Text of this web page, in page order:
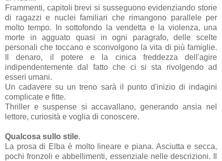
Frammenti, capitoli brevi si susseguono evidenziando storie
di ragazzi e nuclei familiari che rimangono parallele per
molto tempo. In sottofondo la vendetta e la violenza, una
morte in agguato quasi in ogni paragrafo, delle scelte
personali che toccano e sconvolgono la vita di più famiglie.
Il denaro, il potere e la cinica freddezza dell'agire
indipendentemente dal fatto che ci si sta rivolgendo ad
esseri umani.
Un cadavere su un treno sarà il punto d'inizio di indagini
complicate e fitte.
Thriller e suspense si accavallano, generando ansia nel
lettore, curiosità e voglia di conoscere.
Qualcosa sullo stile.
La prosa di Elba è molto lineare e piana. Asciutta e secca,
pochi fronzoli e abbellimenti, essenziale nelle descrizioni. Il